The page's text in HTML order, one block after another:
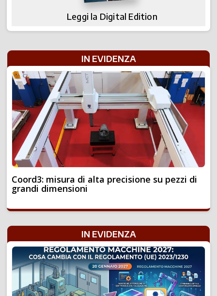
Leggi la Digital Edition
IN EVIDENZA
Coord3: misura di alta precisione su pezzi di
grandi dimensioni
IN EVIDENZA